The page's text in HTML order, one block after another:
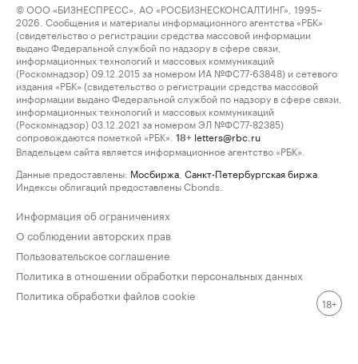
© ООО «БИЗНЕСПРЕСС», АО «РОСБИЗНЕСКОНСАЛТИНГ», 1995–
2026. Сообщения и материалы информационного агентства «РБК»
(свидетельство о регистрации средства массовой информации
выдано Федеральной службой по надзору в сфере связи,
информационных технологий и массовых коммуникаций
(Роскомнадзор) 09.12.2015 за номером ИА №ФС77-63848) и сетевого
издания «РБК» (свидетельство о регистрации средства массовой
информации выдано Федеральной службой по надзору в сфере связи,
информационных технологий и массовых коммуникаций
(Роскомнадзор) 03.12.2021 за номером ЭЛ №ФС77-82385)
сопровождаются пометкой «РБК».
18+ letters@rbc.ru
Владельцем сайта является информационное агентство «РБК».
Данные предоставлены: Мосбиржа Санкт-Петербургская биржа
Индексы облигаций предоставлены Cbonds.
Информация об ограничениях
О соблюдении авторских прав
Пользовательское соглашение
Политика в отношении обработки персональных данных
Политика обработки файлов cookie
18+